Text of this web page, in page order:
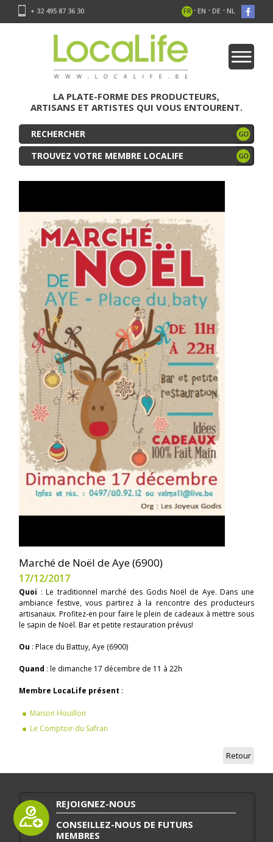
+ 32 495 87 36 30 FR - EN - DE - NL
LA PLATE-FORME DES PRODUCTEURS,
ARTISANS ET ARTISTES QUI VOUS ENTOURENT.
TROUVEZ VOTRE MEMBRE LOCALIFE
Marché de Noël de Aye (6900)
17/12/2017
Quoi : Le traditionnel marché des Godis Noël de Aye. Dans une
ambiance festive, vous partirez à la rencontre des producteurs
artisanaux. Profitez-en pour faire le plein de cadeaux à mettre sous
le sapin de Noël. Bar et petite restauration prévus!
Ou : Place du Battuy, Aye (6900)
Quand : le dimanche 17 décembre de 11 à 22h
Membre LocaLife présent :
Maison Houillon
Le Comptoir du Safran
Retour
REJOIGNEZ-NOUS
CONSEILLEZ-NOUS DE FUTURS
MEMBRES